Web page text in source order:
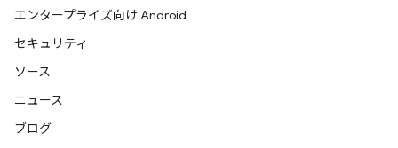
エンタープライズ向け Android
セキュリティ
ソース
ニュース
ブログ